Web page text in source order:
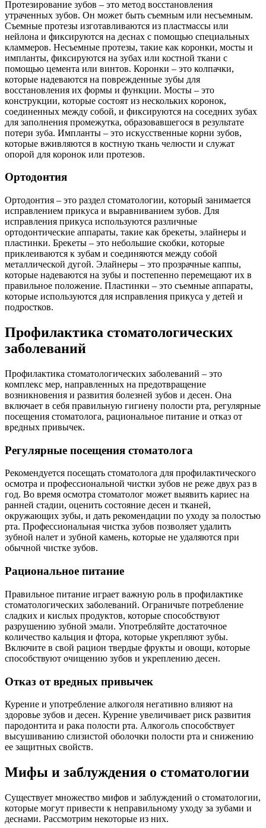
Протезирование зубов – это метод восстановления
утраченных зубов. Он может быть съемным или несъемным.
Съемные протезы изготавливаются из пластмассы или
нейлона и фиксируются на деснах с помощью специальных
кламмеров. Несъемные протезы, такие как коронки, мосты и
импланты, фиксируются на зубах или костной ткани с
помощью цемента или винтов. Коронки – это колпачки,
которые надеваются на поврежденные зубы для
восстановления их формы и функции. Мосты – это
конструкции, которые состоят из нескольких коронок,
соединенных между собой, и фиксируются на соседних зубах
для заполнения промежутка, образовавшегося в результате
потери зуба. Импланты – это искусственные корни зубов,
которые вживляются в костную ткань челюсти и служат
опорой для коронок или протезов.
Ортодонтия
Ортодонтия – это раздел стоматологии, который занимается
исправлением прикуса и выравниванием зубов. Для
исправления прикуса используются различные
ортодонтические аппараты, такие как брекеты, элайнеры и
пластинки. Брекеты – это небольшие скобки, которые
приклеиваются к зубам и соединяются между собой
металлической дугой. Элайнеры – это прозрачные каппы,
которые надеваются на зубы и постепенно перемещают их в
правильное положение. Пластинки – это съемные аппараты,
которые используются для исправления прикуса у детей и
подростков.
Профилактика стоматологических
заболеваний
Профилактика стоматологических заболеваний – это
комплекс мер, направленных на предотвращение
возникновения и развития болезней зубов и десен. Она
включает в себя правильную гигиену полости рта, регулярные
посещения стоматолога, рациональное питание и отказ от
вредных привычек.
Регулярные посещения стоматолога
Рекомендуется посещать стоматолога для профилактического
осмотра и профессиональной чистки зубов не реже двух раз в
год. Во время осмотра стоматолог может выявить кариес на
ранней стадии, оценить состояние десен и тканей,
окружающих зубы, и дать рекомендации по уходу за полостью
рта. Профессиональная чистка зубов позволяет удалить
зубной налет и зубной камень, которые не удаляются при
обычной чистке зубов.
Рациональное питание
Правильное питание играет важную роль в профилактике
стоматологических заболеваний. Ограничьте потребление
сладких и кислых продуктов, которые способствуют
разрушению зубной эмали. Употребляйте достаточное
количество кальция и фтора, которые укрепляют зубы.
Включите в свой рацион твердые фрукты и овощи, которые
способствуют очищению зубов и укреплению десен.
Отказ от вредных привычек
Курение и употребление алкоголя негативно влияют на
здоровье зубов и десен. Курение увеличивает риск развития
пародонтита и рака полости рта. Алкоголь способствует
высушиванию слизистой оболочки полости рта и снижению
ее защитных свойств.
Мифы и заблуждения о стоматологии
Существует множество мифов и заблуждений о стоматологии,
которые могут привести к неправильному уходу за зубами и
деснами. Рассмотрим некоторые из них.